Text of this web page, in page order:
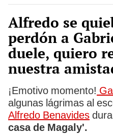
Alfredo se
perdón a
duele, quiero
nuestra
¡Emotivo momento!
algunas lágrimas al
Alfredo Benavides
casa de Magaly'.